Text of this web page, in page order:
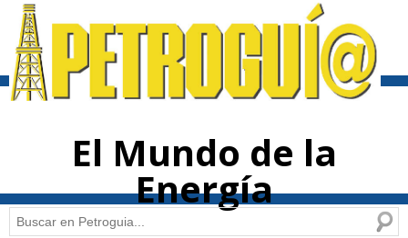
contenido
El Mundo de la
Energía
Buscar